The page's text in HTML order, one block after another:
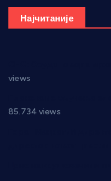
Најчитаније
views
85.734 views